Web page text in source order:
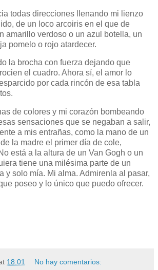
todas direcciones llenando mi lienzo
de un loco arcoiris en el que de
amarillo verdoso o un azul botella, un
pomelo o rojo atardecer.
la brocha con fuerza dejando que
el cuadro. Ahora sí, el amor lo
por cada rincón de esa tabla
de colores y mi corazón bombeando
sensaciones que se negaban a salir,
a mis entrañas, como la mano de un
la madre el primer día de cole,
está a la altura de un Van Gogh o un
tiene una milésima parte de un
y solo mía. Mi alma. Admirenla al pasar,
poseo y lo único que puedo ofrecer.
18:01 No hay comentarios: